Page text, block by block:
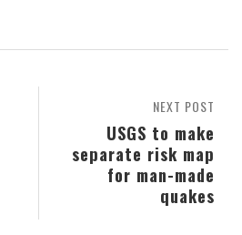
NEXT POST
USGS to make
separate risk map
for man-made
quakes